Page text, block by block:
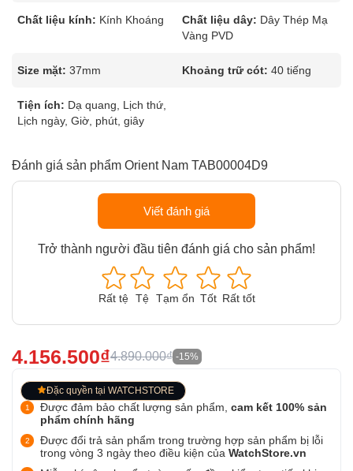
Chất liệu kính: Kính Khoáng Chất liệu dây: Dây Thép Mạ
Vàng PVD
Size mặt: 37mm Khoảng trữ cót: 40 tiếng
Tiện ích: Dạ quang, Lịch thứ,
Lịch ngày, Giờ, phút, giây
Đánh giá sản phẩm Orient Nam TAB00004D9
Viết đánh giá
Trở thành người đầu tiên đánh giá cho sản phẩm!
Rất tệ Tệ Tạm ổn Tốt Rất tốt
4.156.500₫4.890.000₫ -15%
Đặc quyền tại WATCHSTORE
Được đảm bảo chất lượng sản phẩm, cam kết 100% sản
phẩm chính hãng
Được đổi trả sản phẩm trong trường hợp sản phẩm bị lỗi
trong vòng 3 ngày theo điều kiện của WatchStore.vn